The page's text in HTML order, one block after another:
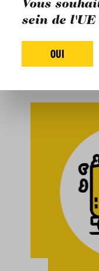
Vous
sein de l'UE
OUI